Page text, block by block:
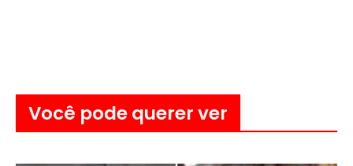
Você pode querer ver